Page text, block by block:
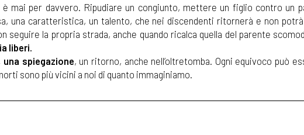
mai per davvero. Ripudiare un congiunto, mettere un figlio contro un
una caratteristica, un talento, che nei discendenti ritornerà e non
la propria strada, anche quando ricalca quella del parente
liberi.
una spiegazione, un ritorno, anche nell’oltretomba. Ogni equivoco può
sono più vicini a noi di quanto immaginiamo.